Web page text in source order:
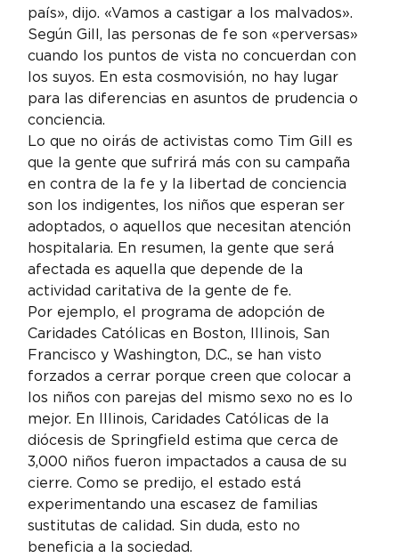
país», dijo. «Vamos a castigar a los malvados».
Según Gill, las personas de fe son «perversas»
cuando los puntos de vista no concuerdan con
los suyos. En esta cosmovisión, no hay lugar
para las diferencias en asuntos de prudencia o
conciencia.
Lo que no oirás de activistas como Tim Gill es
que la gente que sufrirá más con su campaña
en contra de la fe y la libertad de conciencia
son los indigentes, los niños que esperan ser
adoptados, o aquellos que necesitan atención
hospitalaria. En resumen, la gente que será
afectada es aquella que depende de la
actividad caritativa de la gente de fe.
Por ejemplo, el programa de adopción de
Caridades Católicas en Boston, Illinois, San
Francisco y Washington, D.C., se han visto
forzados a cerrar porque creen que colocar a
los niños con parejas del mismo sexo no es lo
mejor. En Illinois, Caridades Católicas de la
diócesis de Springfield estima que cerca de
3,000 niños fueron impactados a causa de su
cierre. Como se predijo, el estado está
experimentando una escasez de familias
sustitutas de calidad. Sin duda, esto no
beneficia a la sociedad.